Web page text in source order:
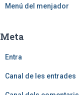
Menú del menjador
Meta
Entra
Canal de les entrades